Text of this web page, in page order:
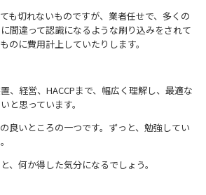
も切れないものですが、業者任せで、多くの
間違って認識になるような刷り込みをされて
のに費用計上していたりします。
、経営、HACCPまで、幅広く理解し、最適な
と思っています。
良いところの一つです。ずっと、勉強してい
、何か得した気分になるでしょう。